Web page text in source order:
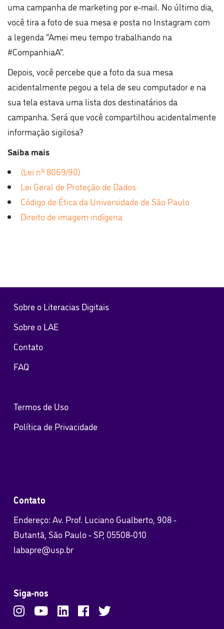
uma campanha de marketing por e-mail. No último dia,
você tira a foto de sua mesa e posta no Instagram com
a legenda “Amei meu tempo trabalhando na
#CompanhiaA”.
Depois, você percebe que a foto da sua mesa
acidentalmente pegou a tela de seu computador e na
sua tela estava uma lista dos destinatários da
campanha. Será que você compartilhou acidentalmente
informação sigilosa?
Saiba mais
(Lei nº 8069/90)
Lei Geral de Proteção de Dados
Código de Ética da Universidade de São Paulo
Direito de imagem indígena
Sobre o Literacias Digitais
Sobre o LAE
Contato
FAQ
Termos de Uso
Política de Privacidade
Contato
Endereço: Av. Prof. Luciano Gualberto, 908 -
Butantã, São Paulo - SP, 05508-010
labapre@usp.br
Siga-nos